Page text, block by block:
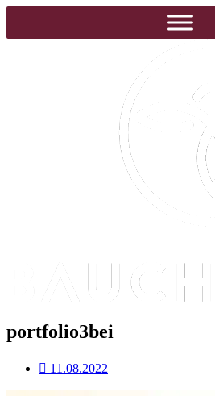
portfolio3bei
11.08.2022